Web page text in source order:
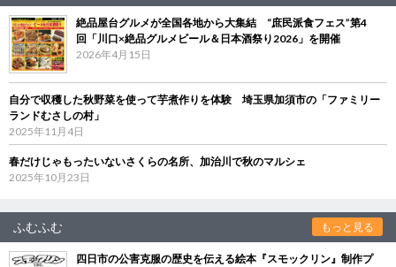
絶品屋台グルメが全国各地から大集結 “庶民派食フェス”第4
回「川口×絶品グルメビール＆日本酒祭り2026」を開催
2026年4月15日
自分で収穫した秋野菜を使って芋煮作りを体験 埼玉県加須市の「ファミリー
ランドむさしの村」
2025年11月4日
春だけじゃもったいないさくらの名所、加治川で秋のマルシェ
2025年10月23日
ふむふむ もっと見る
四日市の公害克服の歴史を伝える絵本『スモックリン』制作プ